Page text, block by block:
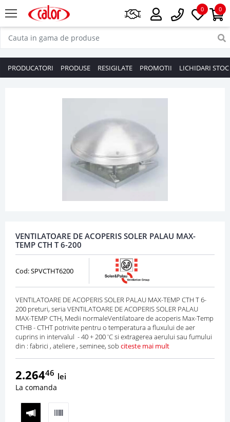
0
0
PRODUCATORI PRODUSE RESIGILATE PROMOTII LICHIDARI STOC
VENTILATOARE DE ACOPERIS SOLER PALAU MAX-
TEMP CTH T 6-200
Cod: SPVCTHT6200
VENTILATOARE DE ACOPERIS SOLER PALAU MAX-TEMP CTH T 6-
200 preturi, seria VENTILATOARE DE ACOPERIS SOLER PALAU
MAX-TEMP CTH, Medii normaleVentilatoare de acoperis Max-Temp
CTHB - CTHT potrivite pentru o temperatura a fluxului de aer
cuprins in intervalul - 40 + 200 'C si extragerea aerului sau fumului
din : fabrici , ateliere , seminee, sob citeste mai mult
2.26446 lei
La comanda